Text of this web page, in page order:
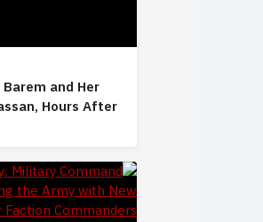
and Her
Hours After